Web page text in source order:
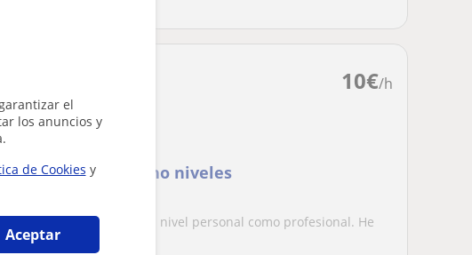
el
los anuncios y
de Cookies y
Aceptar
10€/h
Inglés i valenciano niveles
son muy útiles tanto a nivel personal como profesional. He
valencian...